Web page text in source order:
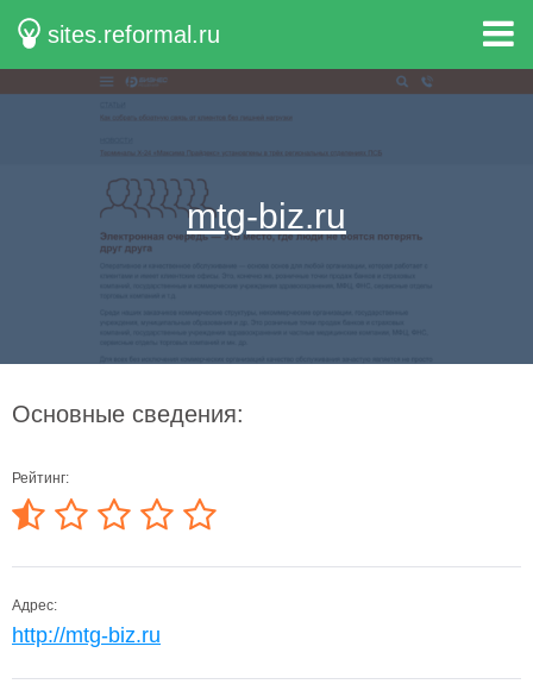
sites.reformal.ru
mtg-biz.ru
Основные сведения:
Рейтинг:
Адрес:
http://mtg-biz.ru